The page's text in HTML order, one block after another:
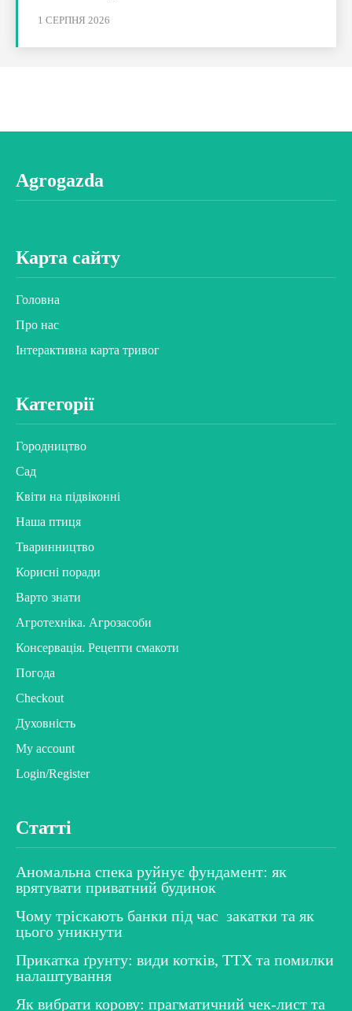
1 СЕРПНЯ 2026
Agrogazda
Карта сайту
Головна
Про нас
Інтерактивна карта тривог
Категорії
Городництво
Сад
Квіти на підвіконні
Наша птиця
Тваринництво
Корисні поради
Варто знати
Агротехніка. Агрозасоби
Консервація. Рецепти смакоти
Погода
Checkout
Духовність
My account
Login/Register
Статті
Аномальна спека руйнує фундамент: як
врятувати приватний будинок
Чому тріскають банки під час закатки та як
цього уникнути
Прикатка ґрунту: види котків, ТТХ та помилки
налаштування
Як вибрати корову: прагматичний чек-лист та